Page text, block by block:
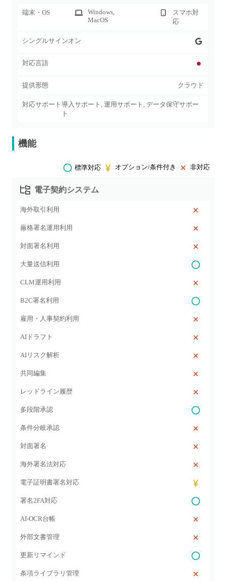
端末・OS Windows,
MacOS
スマホ対
応
シングルサインオン
対応言語
提供形態 クラウド
対応サポート 導入サポート, 運用サポート, データ保守サポー
ト
機能
標準対応 オプション/条件付き 非対応
電子契約システム
海外取引利用
厳格署名運用利用
対面署名利用
大量送信利用
CLM運用利用
B2C署名利用
雇用・人事契約利用
AIドラフト
AIリスク解析
共同編集
レッドライン履歴
多段階承認
条件分岐承認
対面署名
海外署名法対応
電子証明書署名対応
署名2FA対応
AI‑OCR台帳
外部文書管理
更新リマインド
条項ライブラリ管理